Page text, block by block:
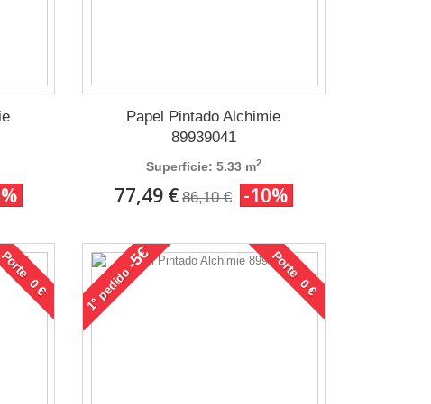
Papel Pintado Alchimie
89939041
Superficie: 5.33 m2
77,49 € 86,10 € -10%
0 €
1°
pedido
-5€ Porte 0 €